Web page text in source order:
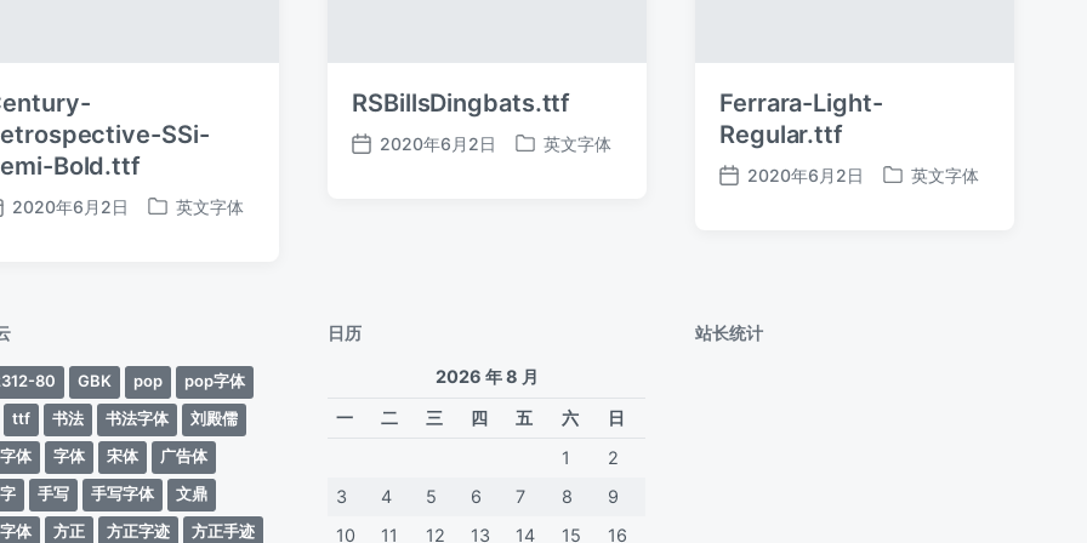
SSi-
Bold.ttf
2020年6月2日
发
英文字体
RSBillsDingbats.ttf
发
2020年6月2日
发
英文字体
Ferrara-Light-
Regular.ttf
发
2020年6月2日
发
英文字体
80 GBK pop
pop字体
ttf
书法 书法字体
刘殿儒
体
字体 宋体
广告体
手写 手写字体
文鼎
体
方正 方正字迹 方正手迹
日历
2026 年 8 月
一
二 三 四 五 六
日
1
2
3
4 5 6 7 8
9
10
11 12 13 14 15 16
站长统计